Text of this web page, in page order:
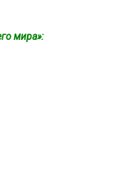
мира»: